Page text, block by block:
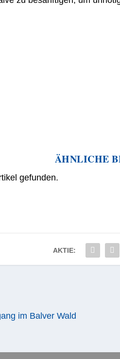
ÄHNLICHE
gefunden.
AKTIE:
im Balver Wald